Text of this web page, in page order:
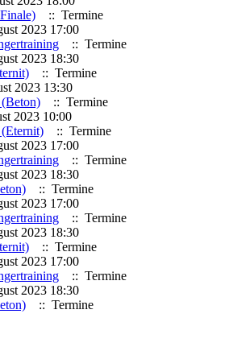
:: Termine
2023 17:00
:: Termine
2023 18:30
:: Termine
2023 13:30
:: Termine
2023 10:00
:: Termine
2023 17:00
:: Termine
2023 18:30
:: Termine
2023 17:00
:: Termine
2023 18:30
:: Termine
2023 17:00
:: Termine
2023 18:30
:: Termine